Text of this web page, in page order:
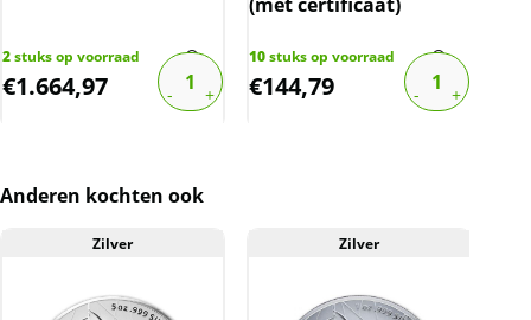
Over palladium baren moet 21% btw berekend
worden. De prijs op de website is inclusief de
21% btw.
2stuks op voorraad
€1.664,97
10stuks op voorraad
€144,79
Anderen kochten ook
Zilver Zilver